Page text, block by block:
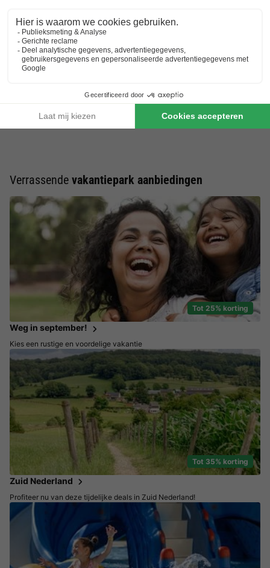
direct thuis. Wil je een korte reistijd? Ga naar een
Nederland ! De moderne accommodaties zijn voorzien van alle
gemakken die je als gezin nodig hebt. Wil je even helemaal tot
rust komen aan de kust? Dan zijn er ook EuroParcs strand
locaties waar je binnen enkele minuten op het zand staat. Een
zoeken van ontspanning en vermaak. Ga bijvoorbeeld naar een
EuroParcs op de Veluwe
! Of bezoek een
EuroParcs in
Verrassende vakantiepark aanbiedingen
Tot 25% korting
Weg in september!
Kies een rustige en voordelige vakantie
Tot 35% korting
Zuid Nederland
Profiteer nu van deze tijdelijke deals in Zuid Nederland!